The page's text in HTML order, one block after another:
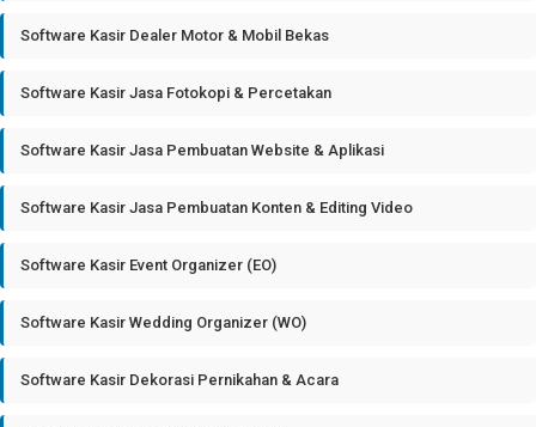
Software Kasir Dealer Motor & Mobil Bekas
Software Kasir Jasa Fotokopi & Percetakan
Software Kasir Jasa Pembuatan Website & Aplikasi
Software Kasir Jasa Pembuatan Konten & Editing Video
Software Kasir Event Organizer (EO)
Software Kasir Wedding Organizer (WO)
Software Kasir Dekorasi Pernikahan & Acara